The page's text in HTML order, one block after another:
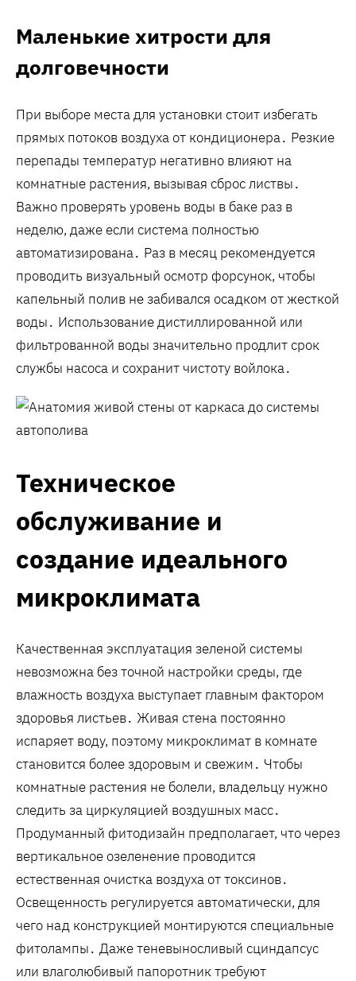
Маленькие хитрости для
долговечности
При выборе места для установки стоит избегать
прямых потоков воздуха от кондиционера․ Резкие
перепады температур негативно влияют на
комнатные растения, вызывая сброс листвы․
Важно проверять уровень воды в баке раз в
неделю, даже если система полностью
автоматизирована․ Раз в месяц рекомендуется
проводить визуальный осмотр форсунок, чтобы
капельный полив не забивался осадком от жесткой
воды․ Использование дистиллированной или
фильтрованной воды значительно продлит срок
службы насоса и сохранит чистоту войлока․
Техническое
обслуживание и
создание идеального
микроклимата
Качественная эксплуатация зеленой системы
невозможна без точной настройки среды, где
влажность воздуха выступает главным фактором
здоровья листьев․ Живая стена постоянно
испаряет воду, поэтому микроклимат в комнате
становится более здоровым и свежим․ Чтобы
комнатные растения не болели, владельцу нужно
следить за циркуляцией воздушных масс․
Продуманный фитодизайн предполагает, что через
вертикальное озеленение проводится
естественная очистка воздуха от токсинов․
Освещенность регулируется автоматически, для
чего над конструкцией монтируются специальные
фитолампы․ Даже теневыносливый сциндапсус
или влаголюбивый папоротник требуют